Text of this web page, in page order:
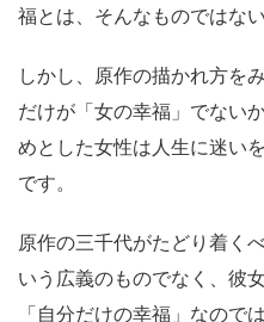
福とは、そんなものではな
しかし、原作の描かれ方を
だけが「女の幸福」でない
めとした女性は人生に迷い
です。
原作の三千代がたどり着く
いう広義のものでなく、彼
「自分だけの幸福」なので